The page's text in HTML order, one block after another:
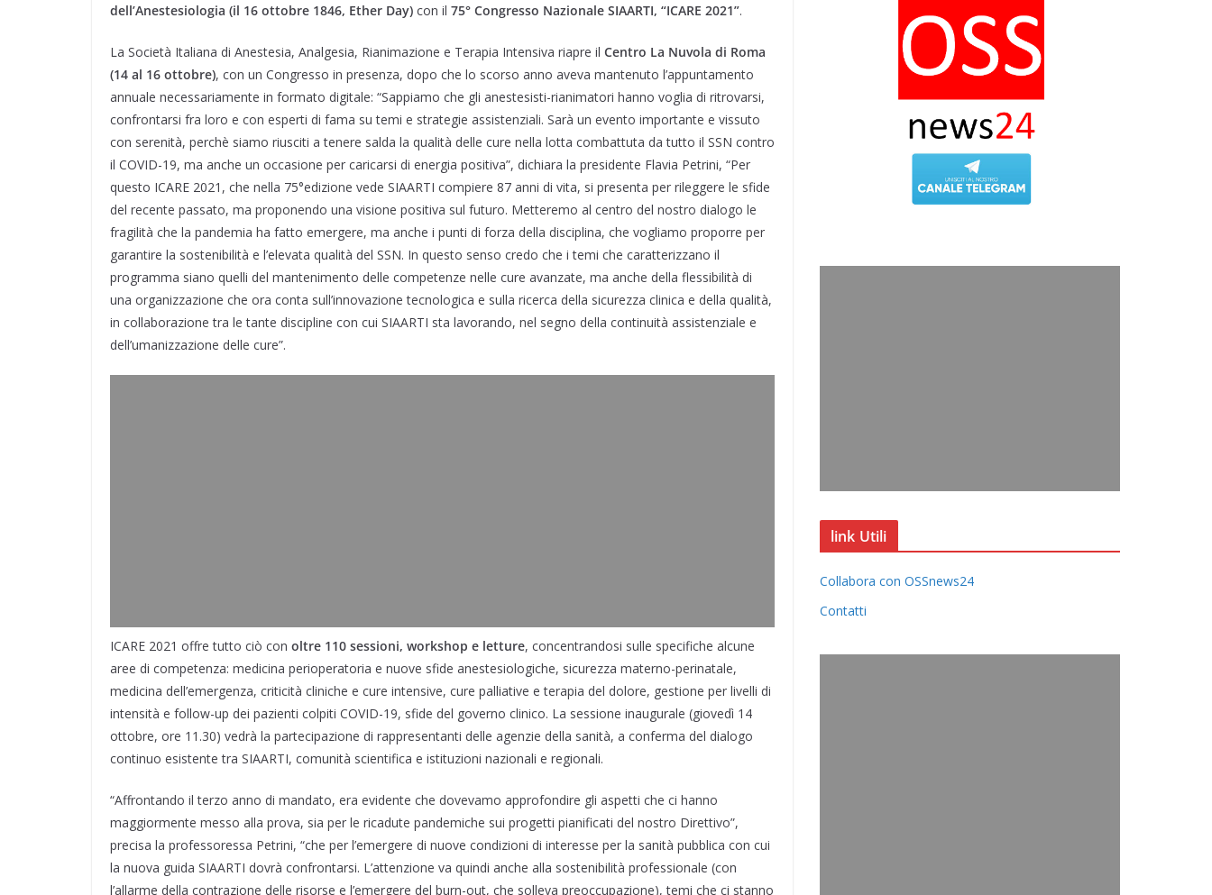
dell’Anestesiologia (il 16 ottobre 1846, Ether Day) con il 75° Congresso Nazionale SIAARTI, “ICARE 2021”.
La Società Italiana di Anestesia, Analgesia, Rianimazione e Terapia Intensiva riapre il Centro La Nuvola di Roma
(14 al 16 ottobre), con un Congresso in presenza, dopo che lo scorso anno aveva mantenuto l’appuntamento
annuale necessariamente in formato digitale: “Sappiamo che gli anestesisti-rianimatori hanno voglia di ritrovarsi,
confrontarsi fra loro e con esperti di fama su temi e strategie assistenziali. Sarà un evento importante e vissuto
con serenità, perchè siamo riusciti a tenere salda la qualità delle cure nella lotta combattuta da tutto il SSN contro
il COVID-19, ma anche un occasione per caricarsi di energia positiva”, dichiara la presidente Flavia Petrini, “Per
questo ICARE 2021, che nella 75°edizione vede SIAARTI compiere 87 anni di vita, si presenta per rileggere le sfide
del recente passato, ma proponendo una visione positiva sul futuro. Metteremo al centro del nostro dialogo le
fragilità che la pandemia ha fatto emergere, ma anche i punti di forza della disciplina, che vogliamo proporre per
garantire la sostenibilità e l’elevata qualità del SSN. In questo senso credo che i temi che caratterizzano il
programma siano quelli del mantenimento delle competenze nelle cure avanzate, ma anche della flessibilità di
una organizzazione che ora conta sull’innovazione tecnologica e sulla ricerca della sicurezza clinica e della qualità,
in collaborazione tra le tante discipline con cui SIAARTI sta lavorando, nel segno della continuità assistenziale e
dell’umanizzazione delle cure”.
ICARE 2021 offre tutto ciò con oltre 110 sessioni, workshop e letture, concentrandosi sulle specifiche alcune
aree di competenza: medicina perioperatoria e nuove sfide anestesiologiche, sicurezza materno-perinatale,
medicina dell’emergenza, criticità cliniche e cure intensive, cure palliative e terapia del dolore, gestione per livelli di
intensità e follow-up dei pazienti colpiti COVID-19, sfide del governo clinico. La sessione inaugurale (giovedì 14
ottobre, ore 11.30) vedrà la partecipazione di rappresentanti delle agenzie della sanità, a conferma del dialogo
continuo esistente tra SIAARTI, comunità scientifica e istituzioni nazionali e regionali.
“Affrontando il terzo anno di mandato, era evidente che dovevamo approfondire gli aspetti che ci hanno
maggiormente messo alla prova, sia per le ricadute pandemiche sui progetti pianificati del nostro Direttivo”,
precisa la professoressa Petrini, “che per l’emergere di nuove condizioni di interesse per la sanità pubblica con cui
la nuova guida SIAARTI dovrà confrontarsi. L’attenzione va quindi anche alla sostenibilità professionale (con
l’allarme della contrazione delle risorse e l’emergere del burn-out, che solleva preoccupazione), temi che ci stanno
link Utili
Collabora con OSSnews24
Contatti